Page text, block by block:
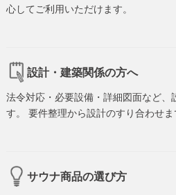
心してご利用いただけます。
設計・建築関係の方へ
法令対応・必要設備・詳細図面など、
す。 要件整理から設計のすり合わせま
サウナ商品の選び方